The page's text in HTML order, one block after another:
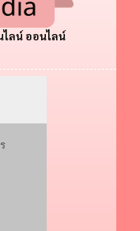
ลน์ ออนไลน์